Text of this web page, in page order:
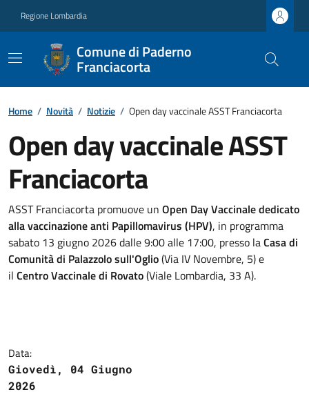
Regione Lombardia
Comune di Paderno
Franciacorta
Home / Novità / Notizie / Open day vaccinale ASST Franciacorta
Open day vaccinale ASST
Franciacorta
ASST Franciacorta promuove un Open Day Vaccinale dedicato
alla vaccinazione anti Papillomavirus (HPV), in programma
sabato 13 giugno 2026 dalle 9:00 alle 17:00, presso laCasa di
Comunità di Palazzolo sull'Oglio(Via IV Novembre, 5) e
il Centro Vaccinale di Rovato(Viale Lombardia, 33 A).
Data:
Giovedì, 04 Giugno
2026